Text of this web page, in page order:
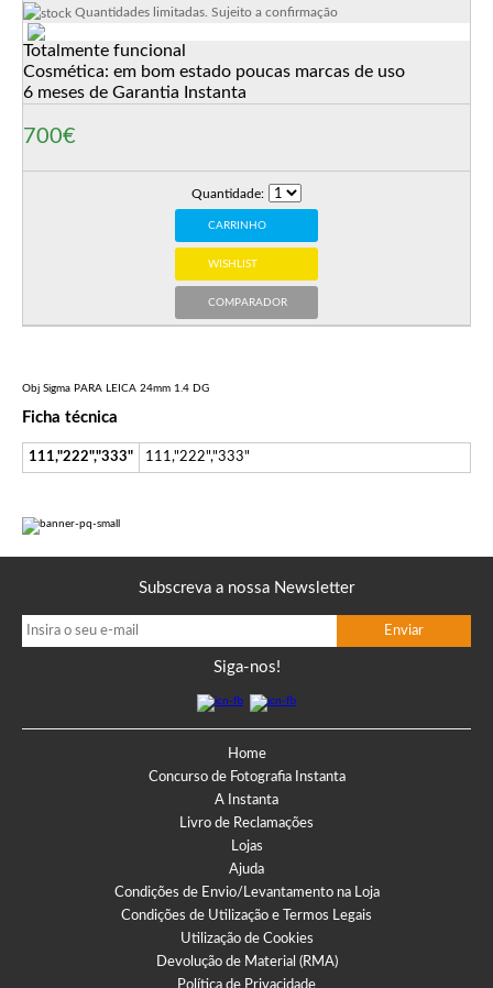
Quantidades limitadas. Sujeito a confirmação
Totalmente funcional
Cosmética: em bom estado poucas marcas de uso
6 meses de Garantia Instanta
700€
Quantidade:
CARRINHO
WISHLIST
COMPARADOR
Obj Sigma PARA LEICA 24mm 1.4 DG
Ficha técnica
111,"222","333" 111,"222","333"
Subscreva a nossa Newsletter
Siga-nos!
Home
Concurso de Fotografia Instanta
A Instanta
Livro de Reclamações
Lojas
Ajuda
Condições de Envio/Levantamento na Loja
Condições de Utilização e Termos Legais
Utilização de Cookies
Devolução de Material (RMA)
Política de Privacidade